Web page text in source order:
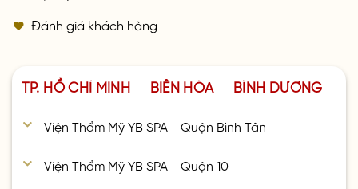
Đánh giá khách hàng
TP. HỒ CHÍ MINH BIÊN HÒA BÌNH DƯƠNG
Viện Thẩm Mỹ YB SPA - Quận Bình Tân
Viện Thẩm Mỹ YB SPA - Quận 10